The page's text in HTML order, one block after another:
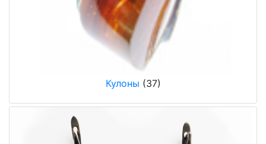
Кулоны (37)